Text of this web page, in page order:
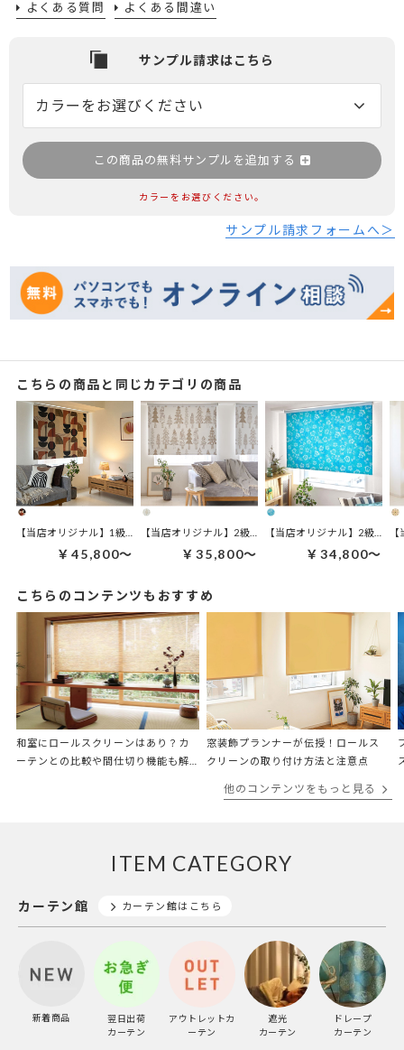
よくある質問 よくある間違い
この商品の無料サンプルを追加する
カラーをお選びください。
サンプル請求フォームへ＞
こちらの商品と同じカテゴリの商品
【当店オリジナル】1級遮光 ロールスクリーン｜バウハウス ブロンズ
￥45,800～
【当店オリジナル】2級遮光 ロールスクリーン｜ルオン
￥35,800～
【当店オリジナル】2級遮光
￥34,800～
こちらのコンテンツもおすすめ
和室にロールスクリーンはあり？カ
ーテンとの比較や間仕切り機能も解
窓装飾プランナーが伝授！ロールス
クリーンの取り付け方法と注意点
他のコンテンツをもっと見る
ITEM CATEGORY
カーテン館 カーテン館はこちら
新着商品
翌日出荷
カーテン
アウトレットカ
ーテン
遮光
カーテン
ドレープ
カーテン